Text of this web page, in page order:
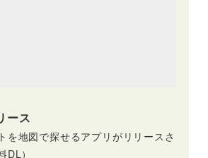
ース
を地図で探せるアプリがリリースさ
）